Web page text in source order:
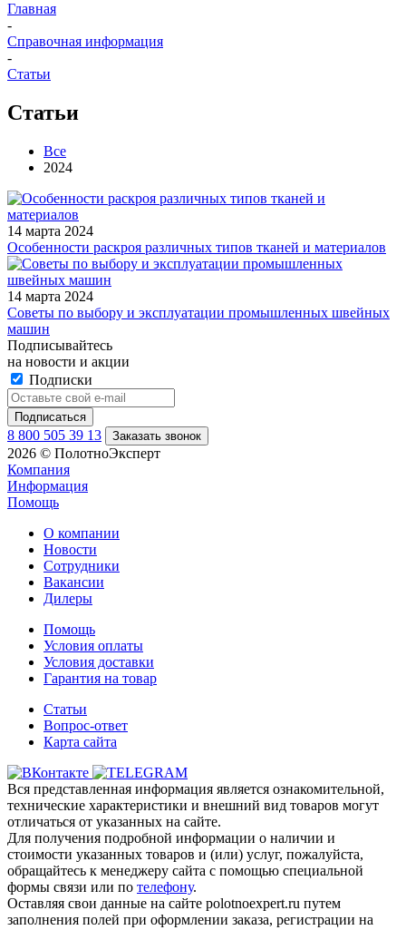
Главная
-
Справочная информация
-
Статьи
Статьи
Все
2024
14 марта 2024
Особенности раскроя различных типов тканей и материалов
14 марта 2024
Советы по выбору и эксплуатации промышленных швейных
машин
Подписывайтесь
на новости и акции
Подписки
8 800 505 39 13 Заказать звонок
2026 © ПолотноЭксперт
Компания
Информация
Помощь
О компании
Новости
Сотрудники
Вакансии
Дилеры
Помощь
Условия оплаты
Условия доставки
Гарантия на товар
Статьи
Вопрос-ответ
Карта сайта
Вся представленная информация является ознакомительной,
технические характеристики и внешний вид товаров могут
отличаться от указанных на сайте.
Для получения подробной информации о наличии и
стоимости указанных товаров и (или) услуг, пожалуйста,
обращайтесь к менеджеру сайта с помощью специальной
формы связи или по телефону.
Оставляя свои данные на сайте polotnoexpert.ru путем
заполнения полей при оформлении заказа, регистрации на